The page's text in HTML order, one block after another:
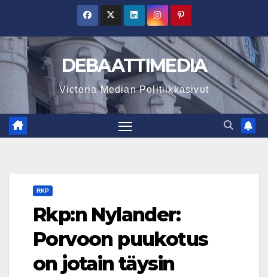
content
DEBAATTIMEDIA
Victoria Median Politiikkasivut
RKP
Rkp:n Nylander:
Porvoon puukotus
on jotain täysin